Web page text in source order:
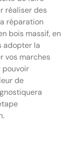
réaliser des
réparation
bois massif, en
adopter la
vos marches
pouvoir
de